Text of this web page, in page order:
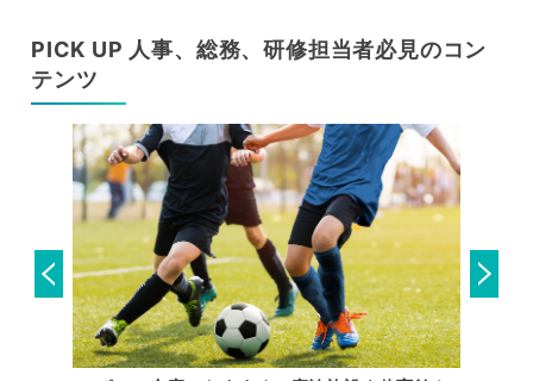
PICK UP 人事、総務、研修担当者必見のコン
テンツ